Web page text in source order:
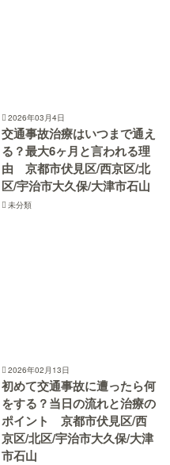
2026年03月4日
交通事故治療はいつまで通え
る？最大6ヶ月と言われる理
由 京都市伏見区/西京区/北
区/宇治市大久保/大津市石山
未分類
2026年02月13日
初めて交通事故に遭ったら何
をする？当日の流れと治療の
ポイント 京都市伏見区/西
京区/北区/宇治市大久保/大津
市石山